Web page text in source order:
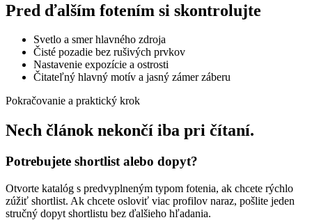
Pred ďalším fotením si skontrolujte
Svetlo a smer hlavného zdroja
Čisté pozadie bez rušivých prvkov
Nastavenie expozície a ostrosti
Čitateľný hlavný motív a jasný zámer záberu
Pokračovanie a praktický krok
Nech článok nekončí iba pri čítaní.
Potrebujete shortlist alebo dopyt?
Otvorte katalóg s predvyplneným typom fotenia, ak chcete rýchlo
zúžiť shortlist. Ak chcete osloviť viac profilov naraz, pošlite jeden
stručný dopyt shortlistu bez ďalšieho hľadania.